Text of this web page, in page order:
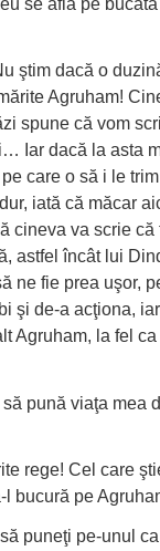
ştim dacă o
Agruham!
spune că vom
Iar dacă la asta
care o să i le
iată că măcar
cineva va scrie că
astfel încât lui
ne fie prea uşor,
şi de-a acţiona,
Agruham, la fel
să pună viaţa mea
rege! Cel care
l bucură pe
puneţi pe-unul